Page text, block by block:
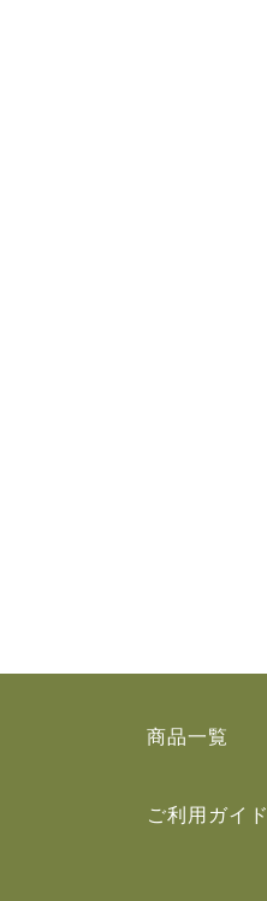
商品一覧
ご利用ガイド